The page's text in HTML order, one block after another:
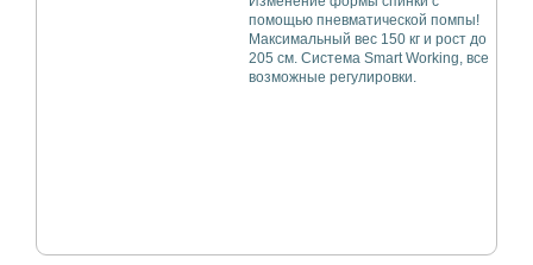
помощью пневматической помпы!
Максимальный вес 150 кг и рост до
205 см. Система Smart Working, все
возможные регулировки.